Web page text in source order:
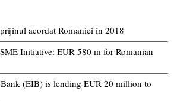
acordat Romaniei in 2018
Initiative: EUR 580 m for Romanian
(EIB) is lending EUR 20 million to